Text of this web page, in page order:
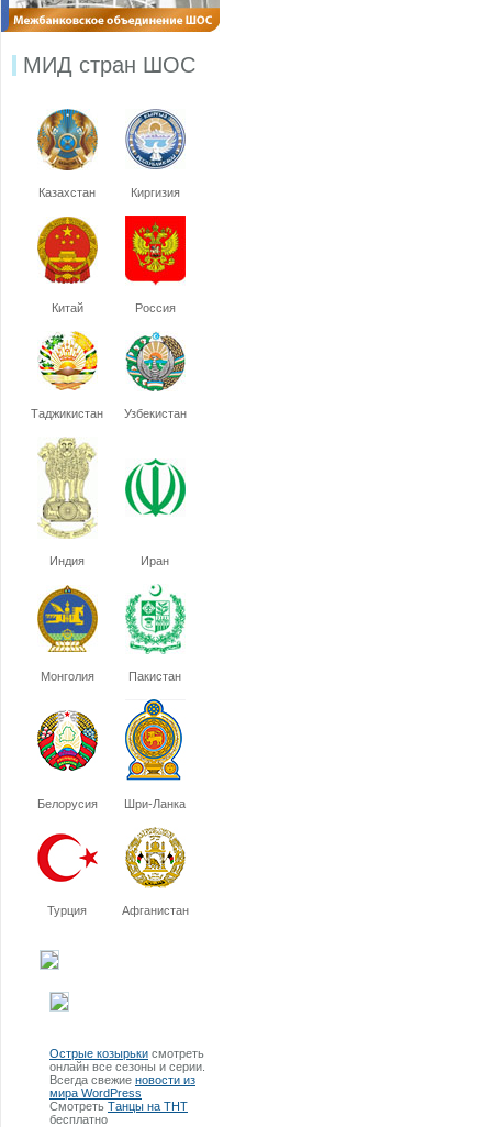
МИД стран ШОС
Казахстан Киргизия
Китай Россия
Таджикистан Узбекистан
Индия Иран
Монголия Пакистан
Белорусия Шри-Ланка
Турция Афганистан
Острые козырьки смотреть
онлайн все сезоны и серии.
Всегда свежие новости из
мира WordPress
Смотреть Танцы на ТНТ
бесплатно